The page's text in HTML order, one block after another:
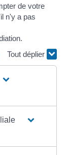
de votre
n'y a pas
Tout déplier